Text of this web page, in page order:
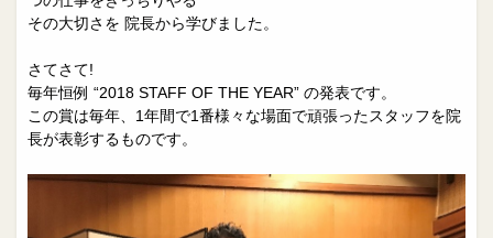
その大切さを 院長から学びました。
さてさて!
毎年恒例 “2018 STAFF OF THE YEAR” の発表です。
この賞は毎年、1年間で1番様々な場面で頑張ったスタッフを院
長が表彰するものです。